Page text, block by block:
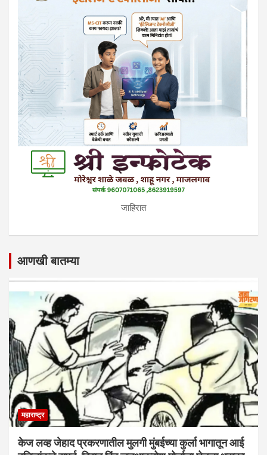
जाहिरात
आणखी बातम्या
महाराष्ट्र
केज लव्ह जेहाद प्रकरणातील मुलगी मुंबईच्या कुर्ला भागातून आई